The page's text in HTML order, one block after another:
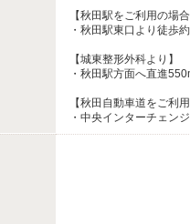
【秋田駅をご利用の場合
・秋田駅東口より徒歩
【城東整形外科より】
・秋田駅方面へ直進
【秋田自動車道をご利用
・中央インターチェン